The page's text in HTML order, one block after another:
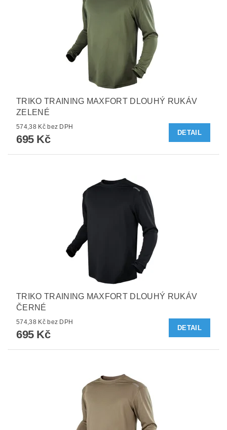
TRIKO TRAINING MAXFORT DLOUHÝ RUKÁV
ZELENÉ
574,38 Kč bez DPH
695 Kč
DETAIL
TRIKO TRAINING MAXFORT DLOUHÝ RUKÁV
ČERNÉ
574,38 Kč bez DPH
695 Kč
DETAIL